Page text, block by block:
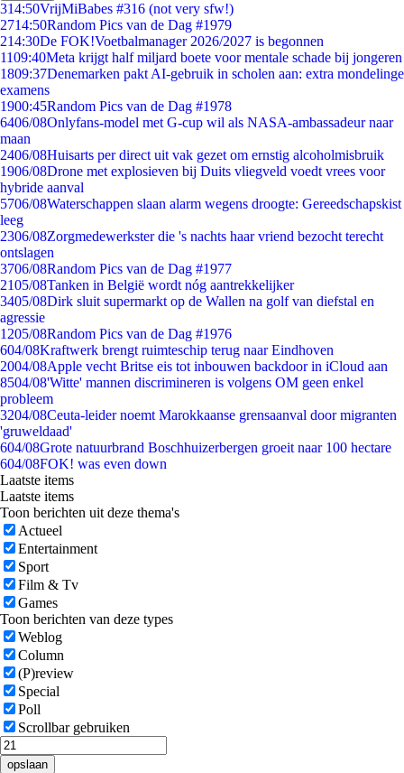
314:50VrijMiBabes #316 (not very sfw!)
2714:50Random Pics van de Dag #1979
214:30De FOK!Voetbalmanager 2026/2027 is begonnen
1109:40Meta krijgt half miljard boete voor mentale schade bij jongeren
1809:37Denemarken pakt AI-gebruik in scholen aan: extra mondelinge
examens
1900:45Random Pics van de Dag #1978
6406/08Onlyfans-model met G-cup wil als NASA-ambassadeur naar
maan
2406/08Huisarts per direct uit vak gezet om ernstig alcoholmisbruik
1906/08Drone met explosieven bij Duits vliegveld voedt vrees voor
hybride aanval
5706/08Waterschappen slaan alarm wegens droogte: Gereedschapskist
leeg
2306/08Zorgmedewerkster die 's nachts haar vriend bezocht terecht
ontslagen
3706/08Random Pics van de Dag #1977
2105/08Tanken in België wordt nóg aantrekkelijker
3405/08Dirk sluit supermarkt op de Wallen na golf van diefstal en
agressie
1205/08Random Pics van de Dag #1976
604/08Kraftwerk brengt ruimteschip terug naar Eindhoven
2004/08Apple vecht Britse eis tot inbouwen backdoor in iCloud aan
8504/08'Witte' mannen discrimineren is volgens OM geen enkel
probleem
3204/08Ceuta-leider noemt Marokkaanse grensaanval door migranten
'gruweldaad'
604/08Grote natuurbrand Boschhuizerbergen groeit naar 100 hectare
604/08FOK! was even down
Laatste items
Laatste items
Toon berichten uit deze thema's
Actueel
Entertainment
Sport
Film & Tv
Games
Toon berichten van deze types
Weblog
Column
(P)review
Special
Poll
Scrollbar gebruiken
opslaan